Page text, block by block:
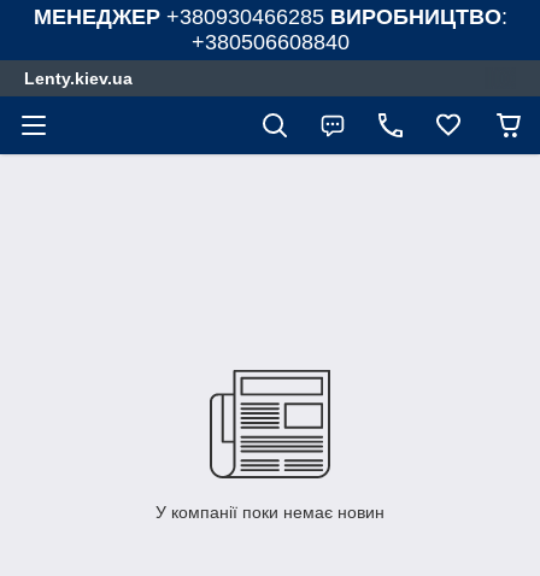
МЕНЕДЖЕР +380930466285 ВИРОБНИЦТВО:
+380506608840
Lenty.kiev.ua
У компанії поки немає новин